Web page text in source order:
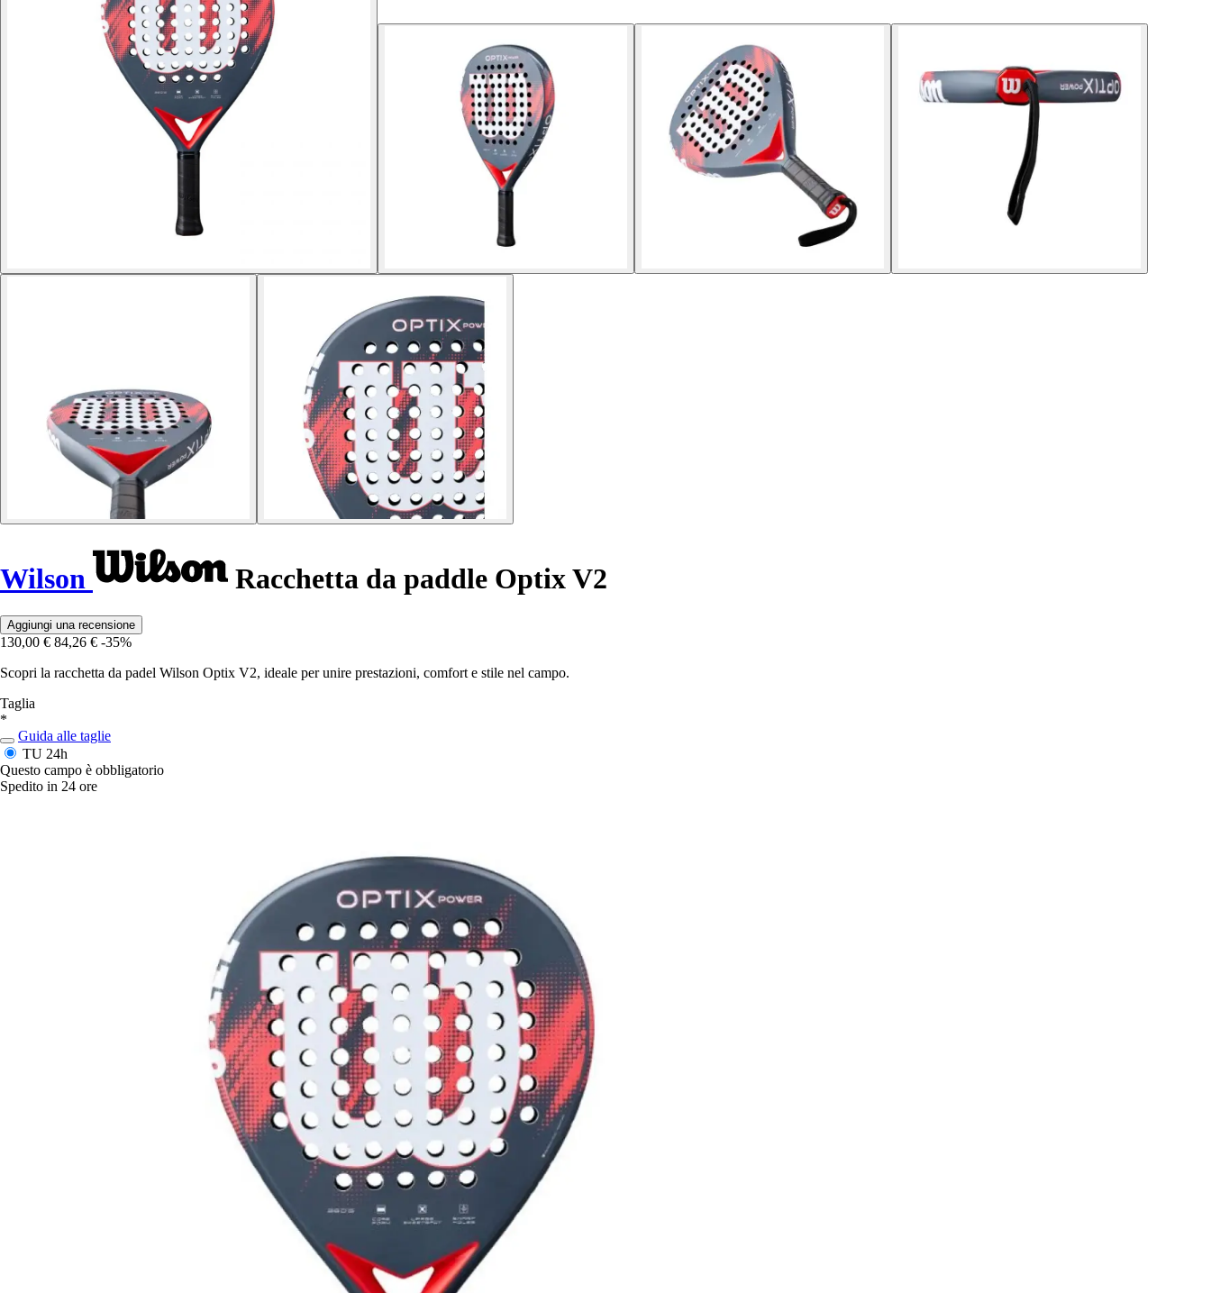
Wilson Racchetta da paddle Optix V2
Aggiungi una recensione
130,00 € 84,26 € -35%
Scopri la racchetta da padel Wilson Optix V2, ideale per unire prestazioni, comfort e stile nel campo.
Taglia
*
Guida alle taglie
TU 24h
Questo campo è obbligatorio
Spedito in 24 ore